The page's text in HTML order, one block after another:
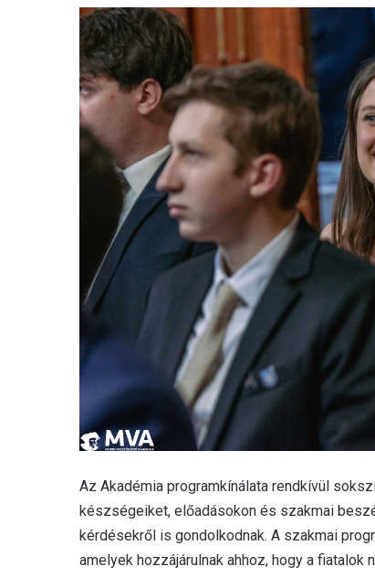
Az Akadémia programkínálata rendkívül
készségeiket, előadásokon és szakmai
kérdésekről is gondolkodnak. A szakmai
amelyek hozzájárulnak ahhoz, hogy a fiatalok